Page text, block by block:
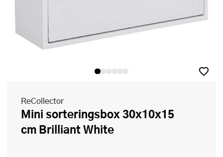
ReCollector
Mini sorteringsbox 30x10x15
cm Brilliant White